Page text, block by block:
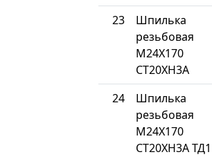
23
Шпилька
резьбовая
М24Х170
СТ20ХН3А
24
Шпилька
резьбовая
М24Х170
СТ20ХН3А ТД1